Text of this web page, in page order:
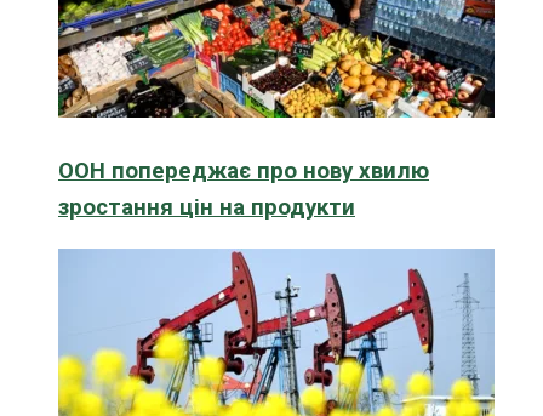
ООН попереджає про нову хвилю
зростання цін на продукти